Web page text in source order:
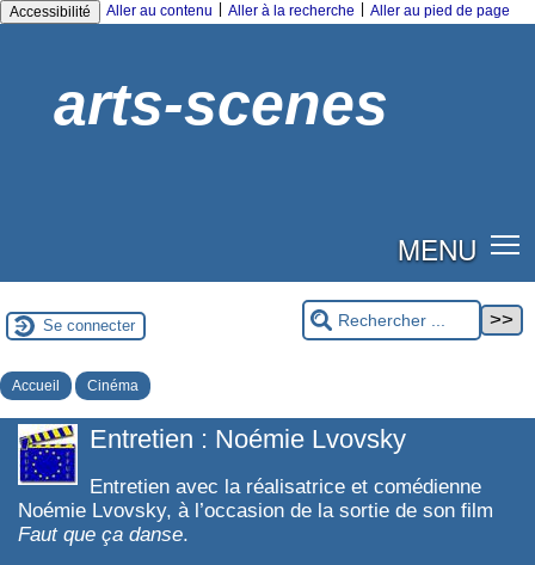
Accessibilité Aller au contenu Aller à la recherche Aller au pied de page
arts-scenes
MENU
Se connecter
Accueil Cinéma
Entretien : Noémie Lvovsky
Entretien avec la réalisatrice et comédienne
Noémie Lvovsky, à l’occasion de la sortie de son film
Faut que ça danse.